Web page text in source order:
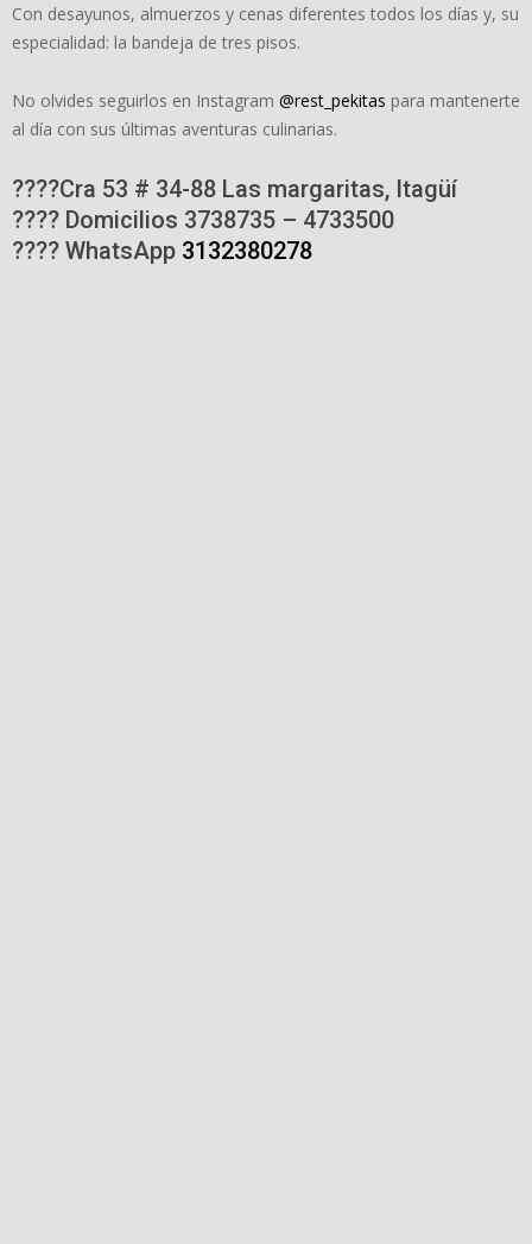
Con desayunos, almuerzos y cenas diferentes todos los días y, su
especialidad: la bandeja de tres pisos.
No olvides seguirlos en Instagram @rest_pekitas para mantenerte
al día con sus últimas aventuras culinarias.
????Cra 53 # 34-88 Las margaritas, Itagüí
???? Domicilios 3738735 – 4733500
???? WhatsApp 3132380278